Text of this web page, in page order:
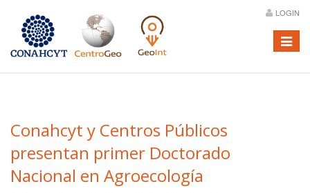
LOGIN
Menú
Conahcyt y Centros Públicos
presentan primer Doctorado
Nacional en Agroecología